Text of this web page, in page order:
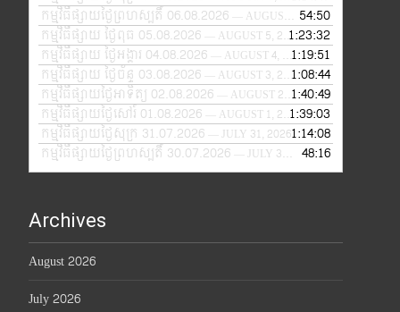
កម្មវិធីផ្សាយថ្ងៃព្រហស្បតិ៍ 06.08.2026
— AUGUST 6, 2026
54:50
កម្មវិធីផ្សាយ ថ្ងៃពុធ 05.08.2026
— AUGUST 5, 2026 1:23:32
កម្មវិធីផ្សាយ ថ្ងៃអង្គារ 04.08.2026
— AUGUST 4, 2026
1:19:51
កម្មវិធីផ្សាយ ថ្ងៃច័ន្ទ 03.08.2026
— AUGUST 3, 2026 1:08:44
កម្មវិធីផ្សាយថ្ងៃអាទិត្យ 02.08.2026
— AUGUST 2, 2026 1:40:49
កម្មវិធីផ្សាយថ្ងៃសៅរ៍ 01.08.2026
— AUGUST 1, 2026 1:39:03
កម្មវិធីផ្សាយថ្ងៃសុក្រ 31.07.2026
— JULY 31, 20261:14:08
កម្មវិធីផ្សាយថ្ងៃព្រហស្បតិ៍ 30.07.2026
— JULY 30, 2026 48:16
Archives
August 2026
July 2026